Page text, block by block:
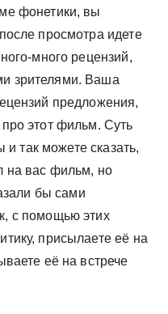
фонетики, вы
просмотра идете
много рецензий,
зрителями. Ваша
предложения,
этот фильм. Суть
и так можете сказать,
на вас фильм, но
бы сами
с помощью этих
присылаете её на
её на встрече